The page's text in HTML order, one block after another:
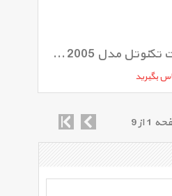
چراغ ال ای دی 5 وات تکنوتل مدل SMD 5W 2005 بسته 5 عددی
بگیرید
1 از 9